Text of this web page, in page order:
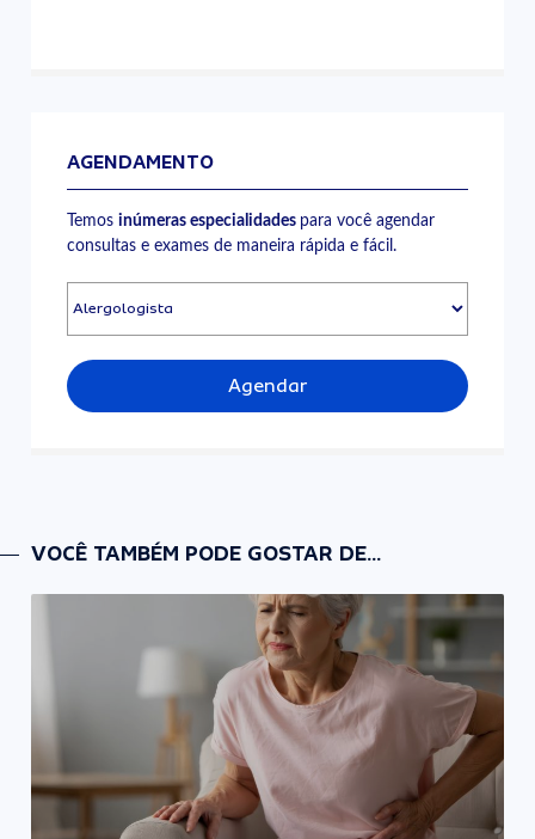
AGENDAMENTO
Temosinúmeras especialidades para você agendar
consultas e exames de maneira rápida e fácil.
Agendar
VOCÊ TAMBÉM PODE GOSTAR DE...